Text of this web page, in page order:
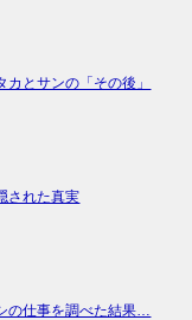
とサンの「その後」
された真実
の仕事を調べた結果…